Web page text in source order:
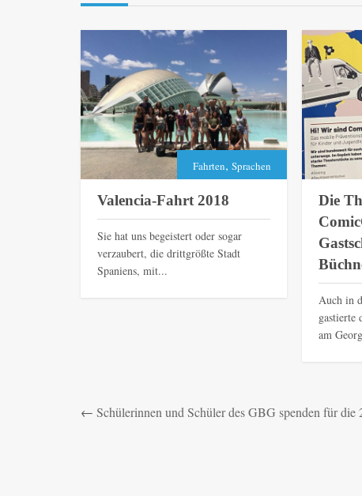
Fahrten, Sprachen
Valencia-Fahrt 2018
Sie hat uns begeistert oder sogar
verzaubert, die drittgrößte Stadt
Spaniens, mit...
Die
Auch in
gastierte
am
← Schülerinnen und Schüler des GBG spenden für